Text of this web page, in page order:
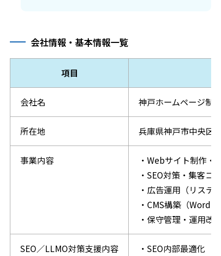
会社情報・基本情報一覧
項目
会社名 神戸ホームページ制
所在地 兵庫県神戸市中央区
事業内容
・Webサイト制作・
・SEO対策・集客コ
・広告運用（リステ
・CMS構築（
・保守管理・運用改
SEO／LLMO対策支援内容
・SEO内部最適化